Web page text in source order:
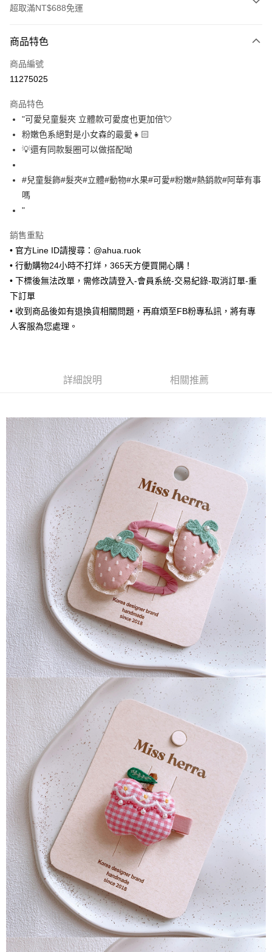
超取滿NT$688免運
信用卡一次付款
超商取貨付款
Apple Pay
街口支付
Google Pay
ATM付款
運送方式
全家取貨付款
每筆NT$65，滿NT$688(含以上)免運費
付款後全家取貨
每筆NT$65，滿NT$688(含以上)免運費
7-11取貨付款
每筆NT$80，滿NT$1,000(含以上)免運費
其他海外郵寄 查看運費
香港澳門地區 查看運費
商品特色
商品編號
11275025
商品特色
"可愛兒童髮夾 立體款可愛度也更加倍💘
粉嫩色系絕對是小女森的最愛👧🏻
💡還有同款髮圈可以做搭配呦
#兒童髮飾#髮夾#立體#動物#水果#可愛#粉嫩#熱銷款#阿華有事
嗎
"
銷售重點
• 官方Line ID請搜尋：@ahua.ruok
• 行動購物24小時不打烊，365天方便買開心購！
• 下標後無法改單，需修改請登入-會員系統-交易紀錄-取消訂單-重
下訂單
• 收到商品後如有退換貨相關問題，再麻煩至FB粉專私訊，將有專
人客服為您處理。
詳細說明 相關推薦